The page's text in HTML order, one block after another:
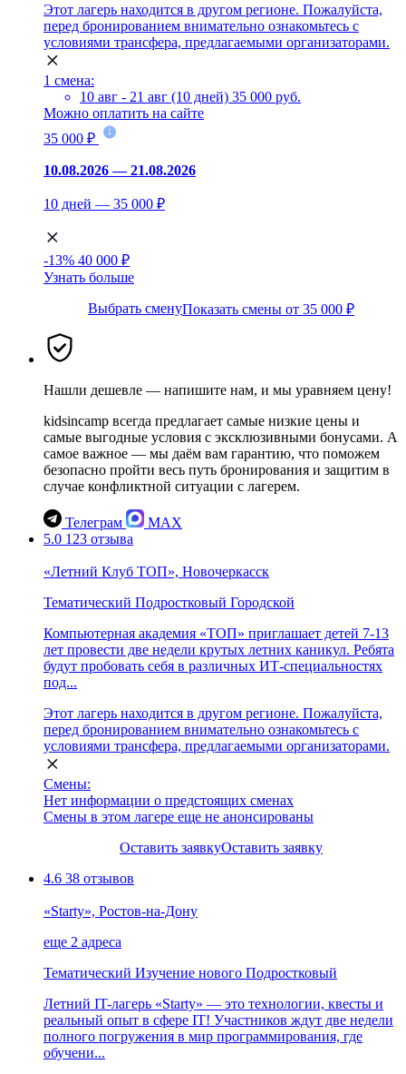
Этот лагерь находится в другом регионе. Пожалуйста,
перед бронированием внимательно ознакомьтесь с
условиями трансфера, предлагаемыми организаторами.
1 смена:
10 авг - 21 авг (10 дней) 35 000 руб.
Можно оплатить на сайте
35 000 ₽
10.08.2026 — 21.08.2026
10 дней — 35 000 ₽
-13% 40 000 ₽
Узнать больше
Выбрать сменуПоказать смены от 35 000 ₽
Нашли дешевле — напишите нам, и мы уравняем цену!
kidsincamp всегда предлагает самые низкие цены и
самые выгодные условия с эксклюзивными бонусами. А
самое важное — мы даём вам гарантию, что поможем
безопасно пройти весь путь бронирования и защитим в
случае конфликтной ситуации с лагерем.
Телеграм
MAX
5.0 123 отзыва
«Летний Клуб ТОП», Новочеркасск
Тематический Подростковый Городской
Компьютерная академия «ТОП» приглашает детей 7-13
лет провести две недели крутых летних каникул. Ребята
будут пробовать себя в различных ИТ-специальностях
под...
Этот лагерь находится в другом регионе. Пожалуйста,
перед бронированием внимательно ознакомьтесь с
условиями трансфера, предлагаемыми организаторами.
Смены:
Нет информации о предстоящих сменах
Смены в этом лагере еще не анонсированы
Оставить заявкуОставить заявку
4.6 38 отзывов
«Starty», Ростов-на-Дону
еще 2 адреса
Тематический Изучение нового Подростковый
Летний IT-лагерь «Starty» — это технологии, квесты и
реальный опыт в сфере IT! Участников ждут две недели
полного погружения в мир программирования, где
обучени...